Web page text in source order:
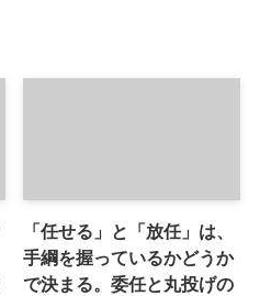
「任せる」と「放任」は、
手綱を握っているかどうか
で決まる。委任と丸投げの